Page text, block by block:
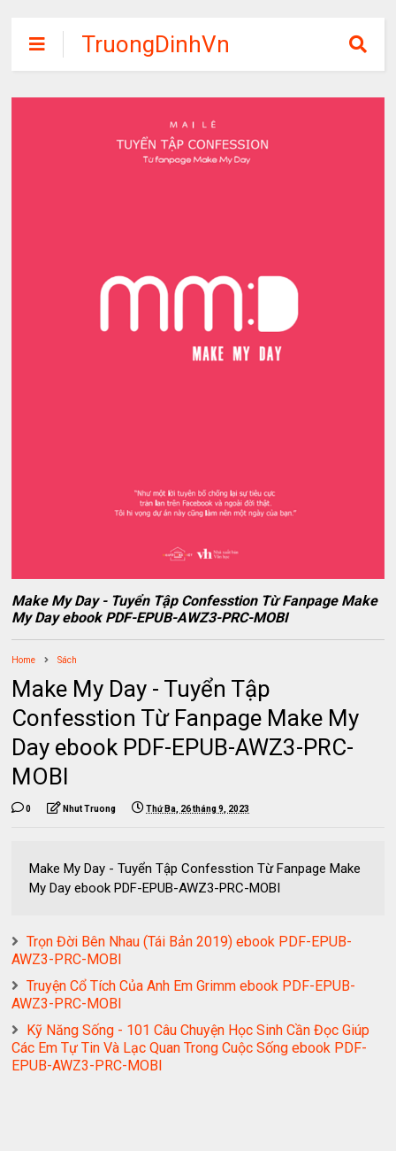
TruongDinhVn
Chia sẽ ebook,
các khóa học,
phần mềm học
tập miễn phí
Make My Day - Tuyển Tập Confesstion Từ Fanpage Make
My Day ebook PDF-EPUB-AWZ3-PRC-MOBI
Home Sách
Make My Day - Tuyển Tập
Confesstion Từ Fanpage Make My
Day ebook PDF-EPUB-AWZ3-PRC-
MOBI
0 Nhut Truong Thứ Ba, 26 tháng 9, 2023
Make My Day - Tuyển Tập Confesstion Từ Fanpage Make
My Day ebook PDF-EPUB-AWZ3-PRC-MOBI
Trọn Đời Bên Nhau (Tái Bản 2019) ebook PDF-EPUB-
AWZ3-PRC-MOBI
Truyện Cổ Tích Của Anh Em Grimm ebook PDF-EPUB-
AWZ3-PRC-MOBI
Kỹ Năng Sống - 101 Câu Chuyện Học Sinh Cần Đọc Giúp
Các Em Tự Tin Và Lạc Quan Trong Cuộc Sống ebook PDF-
EPUB-AWZ3-PRC-MOBI